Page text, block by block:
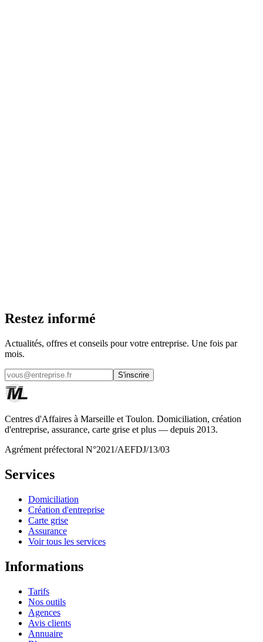
Restez informé
Actualités, offres et conseils pour votre entreprise. Une fois par
mois.
S'inscrire
Centres d'Affaires à Marseille et Toulon. Domiciliation, création
d'entreprise, assurance, carte grise et plus — depuis 2013.
Agrément préfectoral N°2021/AEFDJ/13/03
Services
Domiciliation
Création d'entreprise
Carte grise
Assurance
Voir tous les services
Informations
Tarifs
Nos outils
Agences
Avis clients
Annuaire